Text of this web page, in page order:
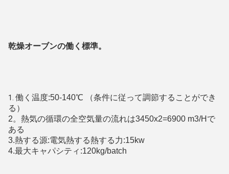
乾燥オーブンの働く標準。
1. 働く温度:50-140℃ （条件に従って調節することができ
る）
2。熱気の循環の全空気量の流れは3450x2=6900 m3/Hで
ある
3.熱する源:電気熱する熱する力:15kw
4.最大キャパシティ:120kg/batch